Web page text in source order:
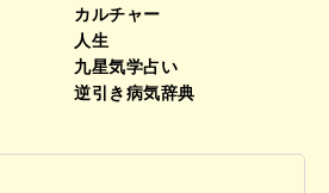
カルチャー
人生
九星気学占い
逆引き病気辞典